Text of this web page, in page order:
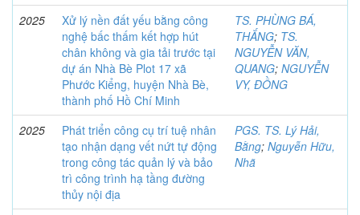
2025
Xử lý nền đất yếu bằng công
nghệ bấc thấm kết hợp hút
chân không và gia tải trước tại
dự án Nhà Bè Plot 17 xã
Phước Kiểng, huyện Nhà Bè,
thành phố Hồ Chí Minh
TS. PHÙNG BÁ,
THẮNG; TS.
NGUYỄN VĂN,
QUANG; NGUYỄN
VY, ĐỒNG
2025
Phát triển công cụ trí tuệ nhân
tạo nhận dạng vết nứt tự động
trong công tác quản lý và bảo
trì công trình hạ tầng đường
thủy nội địa
PGS. TS. Lý Hải,
Bằng; Nguyễn Hữu,
Nhã